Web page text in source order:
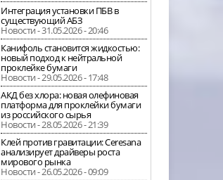
Интеграция установки ПБВ в
существующий АБЗ
Новости - 31.05.2026 - 20:46
Канифоль становится жидкостью:
новый подход к нейтральной
проклейке бумаги
Новости - 29.05.2026 - 17:48
АКД без хлора: новая олефиновая
платформа для проклейки бумаги
из российского сырья
Новости - 28.05.2026 - 21:39
Клей против гравитации: Ceresana
анализирует драйверы роста
мирового рынка
Новости - 26.05.2026 - 09:09